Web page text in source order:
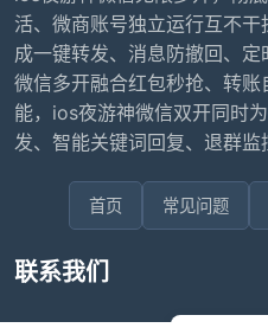
活、微商账号独立运行互不
成一键转发、消息防撤回、
微信多开融合红包秒抢、转
能，ios夜游神微信双开同时
发、智能关键词回复、退群监
首页 常见问题
联系我们